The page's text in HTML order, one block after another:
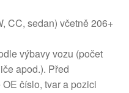
CC, sedan) včetně 206+
výbavy vozu (počet
apod.). Před
číslo, tvar a pozici